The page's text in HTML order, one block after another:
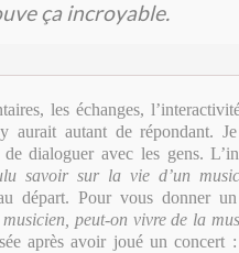
ça incroyable.
les échanges,
aurait autant de répondant.
de dialoguer avec les gens.
savoir sur la vie d’un
départ. Pour vous donner
musicien, peut-on vivre de la
après avoir joué un concert